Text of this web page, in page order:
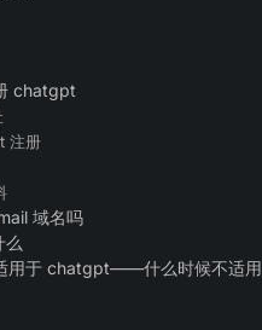
chatgpt
注册
域名吗
用于 chatgpt——什么时候不适用